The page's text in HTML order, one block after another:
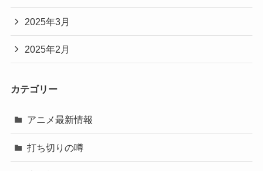
2025年3月
2025年2月
カテゴリー
アニメ最新情報
打ち切りの噂